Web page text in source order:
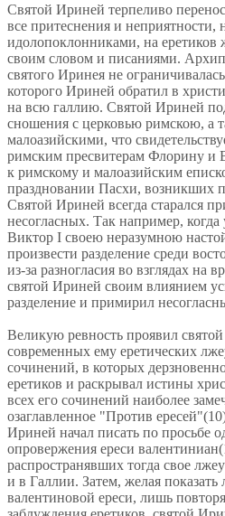
Святой Ириней терпеливо
все притеснения и неприятности,
идолопоклонниками, на еретиков
своим словом и писаниями.
святого Иринея не
которого Ириней обратил в
на всю галлию. Святой Ириней
сношения с церковью римскою, а
малоазийскими, что
римским пресвитерам Флорину и
к римскому и малоазийским
праздновании Пасхи, возникших
Святой Ириней всегда старался
несогласных. Так например,
Виктор I своею неразумною
произвести разделение среди
из-за разногласия во взглядах на
святой Ириней своим влиянием
разделение и примирил
Великую ревность проявил
современных ему еретических
сочинений, в которых
еретиков и раскрывал истины
всех его сочинений наиболее
озаглавленное "Против
Ириней начал писать по просьбе
опровержения ереси
распространявших тогда свое
и в Галлии. Затем, желая
валентиновой ереси, лишь